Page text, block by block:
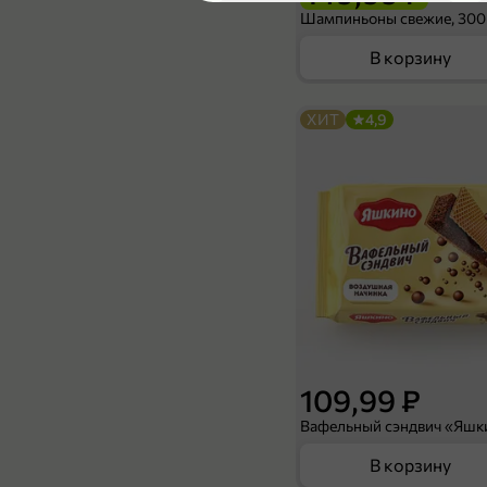
119,99 ₽ 125 г
Сыр «Родное Доброселово» Сливочный, в нарезке, 125 г
Шампиньоны свежие, 300
В корзину
109,99 ₽
ХИТ 4,9
В корзину